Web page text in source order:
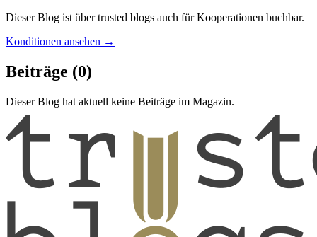
Dieser Blog ist über trusted blogs auch für Kooperationen buchbar.
Konditionen ansehen →
Beiträge (0)
Dieser Blog hat aktuell keine Beiträge im Magazin.